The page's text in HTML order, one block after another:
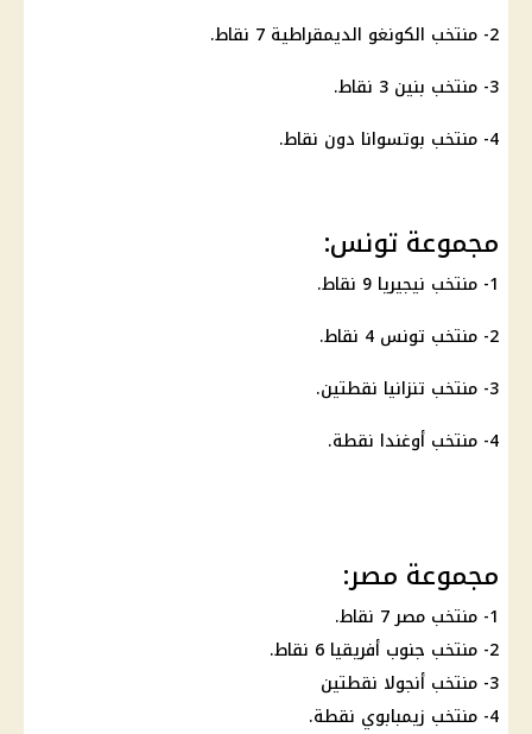
2- منتخب الكونغو الديمقراطية 7 نقاط.
3- منتخب
بنين
4- منتخب بوتسوانا دون نقاط.
مجموعة تونس:
1- منتخب نيجيريا
2- منتخب تونس
3- منتخب تنزانيا نقطتين.
4- منتخب أوغندا نقطة.
مجموعة مصر:
1- منتخب مصر7 نقاط.
2- منتخب
جنوب أفريقيا
3- منتخب أنجولا نقطتين
4- منتخب زيمبابوي نقطة.